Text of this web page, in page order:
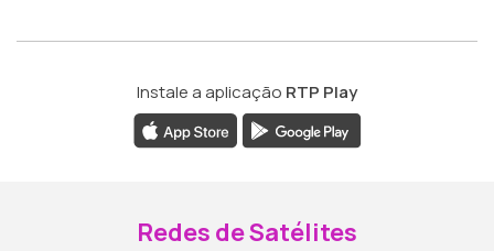
Instale a aplicação RTP Play
Redes de Satélites